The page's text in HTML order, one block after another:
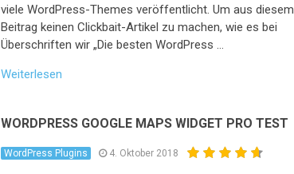
viele WordPress-Themes veröffentlicht. Um aus diesem
Beitrag keinen Clickbait-Artikel zu machen, wie es bei
Überschriften wir „Die besten WordPress …
Weiterlesen
WORDPRESS GOOGLE MAPS WIDGET PRO TEST
WordPress Plugins 4. Oktober 2018